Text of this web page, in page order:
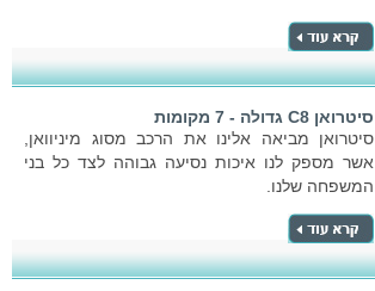
סיטרואן C8 גדולה - 7 מקומות
סיטרואן מביאה אלינו את הרכב מסוג מיניוואן,
אשר מספק לנו איכות נסיעה גבוהה לצד כל בני
המשפחה שלנו.